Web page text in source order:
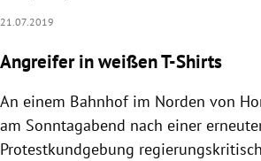
21.07.2019
Angreifer in weißen T-Shirts
An einem Bahnhof im Norden von
am Sonntagabend nach einer
Protestkundgebung